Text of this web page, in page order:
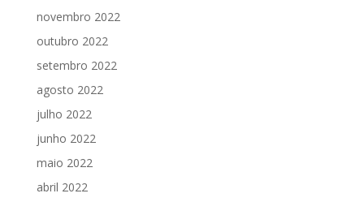
novembro 2022
outubro 2022
setembro 2022
agosto 2022
julho 2022
junho 2022
maio 2022
abril 2022